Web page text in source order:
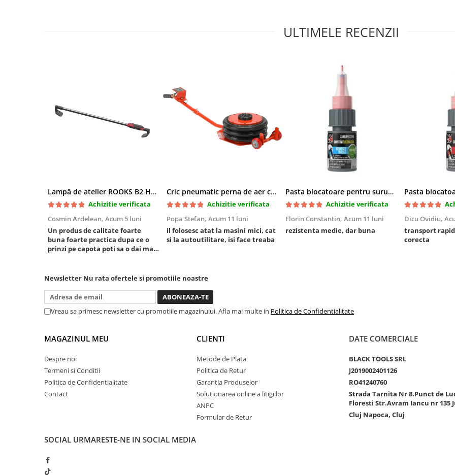
Scule pentru tinichigerie
Scule Pneumatice
Accesorii Pneumatice
Chei cu clichet
Compresoare
Filtre Pneumatice
Furtune Aer Comprimat
Pistoale de vopsit
Pistoale Pneumatice
Polizoare biax
Scule pentru nituit si capsat
Slefuitoare Pneumatice
Rulmenti,Bucsi si Extractoare
ULTIMELE RECENZII
Lampă de atelier ROOKS B2 HYBRID pentru capotă, 2000 lumeni, 5000 mAh
Achizitie verificata
Cosmin Ardelean, Acum 5 luni
Un produs de calitate foarte
buna foarte practica dupa ce o
prinzi pe capota poti sa o dai mai
baterie care tine destul de mult
dar daca o bagi la priza nu mai ai
treaba toata ziua ,ce...
Cric pneumatic perna de aer cu inaltator 6T
Achizitie verificata
Popa Stefan, Acum 11 luni
il folosesc atat la masini mici, cat
si la autoutilitare, isi face treaba
Pasta blocatoare pentru suruburi,rezistenta medie
Achizitie verificata
Florin Constantin, Acum 11 luni
rezistenta medie, dar buna
Dicu Ovidiu,
transport
corecta
Newsletter Nu rata ofertele si promotiile noastre
Vreau sa primesc newsletter cu promotiile magazinului. Afla mai multe in Politica de Confidentialitate
MAGAZINUL MEU
Despre noi
Termeni si Conditii
Politica de Confidentialitate
Contact
CLIENTI
Metode de Plata
Politica de Retur
Garantia Produselor
Solutionarea online a litigiilor
ANPC
Formular de Retur
DATE COMERCIALE
BLACK TOOLS SRL
J2019002401126
RO41240760
Strada Tarnita Nr 8.Punct de
Floresti Str.Avram Iancu nr 135
Cluj Napoca, Cluj
SOCIAL URMARESTE-NE IN SOCIAL MEDIA